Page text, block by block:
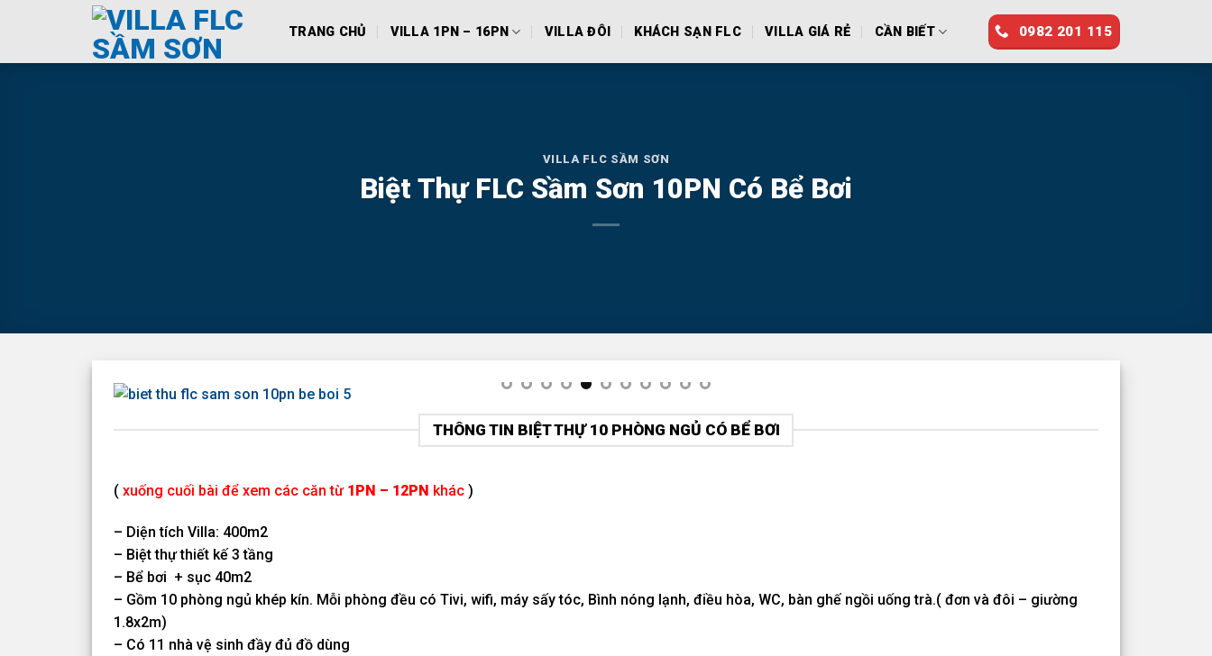
TRANG CHỦ VILLA 1PN – 16PN VILLA ĐÔI KHÁCH SẠN FLC VILLA GIÁ RẺ CẦN BIẾT 0982 201 115
VILLA FLC SẦM SƠN
Biệt Thự FLC Sầm Sơn 10PN Có Bể Bơi
THÔNG TIN BIỆT THỰ 10 PHÒNG NGỦ CÓ BỂ BƠI
( xuống cuối bài để xem các căn từ 1PN – 12PN khác )
– Diện tích Villa: 400m2
– Biệt thự thiết kế 3 tầng
– Bể bơi + sục 40m2
– Gồm 10 phòng ngủ khép kín. Mỗi phòng đều có Tivi, wifi, máy sấy tóc, Bình nóng lạnh, điều hòa, WC, bàn ghế ngồi uống trà.( đơn và đôi – giường
1.8x2m)
– Có 11 nhà vệ sinh đầy đủ đồ dùng